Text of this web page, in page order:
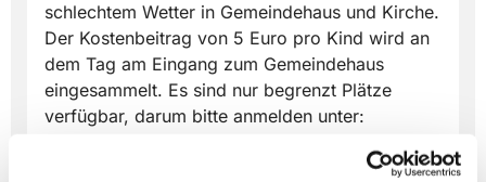
schlechtem Wetter in Gemeindehaus und Kirche.
Der Kostenbeitrag von 5 Euro pro Kind wird an
dem Tag am Eingang zum Gemeindehaus
eingesammelt. Es sind nur begrenzt Plätze
verfügbar, darum bitte anmelden unter: